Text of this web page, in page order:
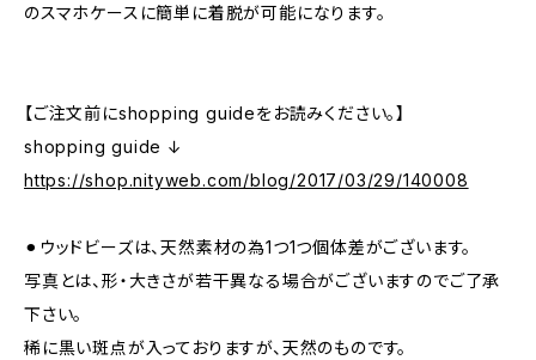
のスマホケースに簡単に着脱が可能になります。
【ご注文前にshopping guideをお読みください。】
shopping guide ↓
https://shop.nityweb.com/blog/2017/03/29/140008
⚫︎ウッドビーズは、天然素材の為1つ1つ個体差がございます。
写真とは、形・大きさが若干異なる場合がございますのでご了承
下さい。
稀に黒い斑点が入っておりますが、天然のものです。